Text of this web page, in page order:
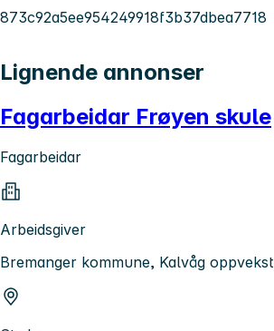
873c92a5ee954249918f3b37dbea7718
Lignende annonser
Fagarbeidar Frøyen skule
Fagarbeidar
Arbeidsgiver
Bremanger kommune, Kalvåg oppvekst